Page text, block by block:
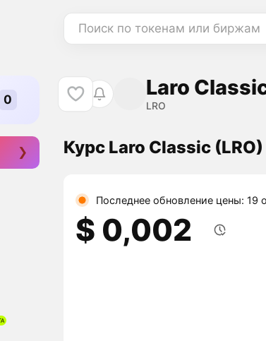
Поиск по токенам или биржам
Laro
LRO
Курс Laro Classic (LRO)
Последнее обновление цены: 19
$ 0,002